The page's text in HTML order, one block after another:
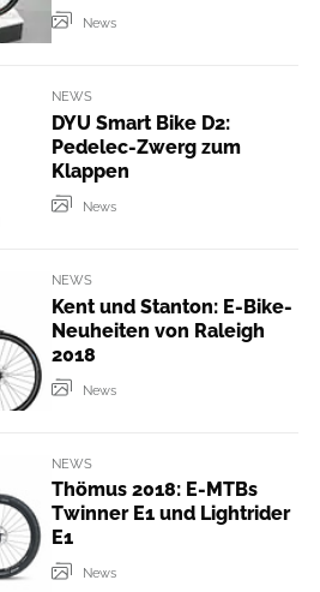
News
NEWS
DYU Smart Bike D2:
Pedelec-Zwerg zum
Klappen
News
NEWS
Kent und Stanton: E-Bike-
Neuheiten von Raleigh
2018
News
NEWS
Thömus 2018: E-MTBs
Twinner E1 und Lightrider
E1
News